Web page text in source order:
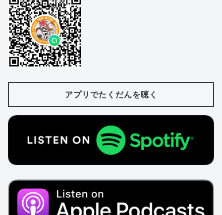
アプリでたくだんを聴く